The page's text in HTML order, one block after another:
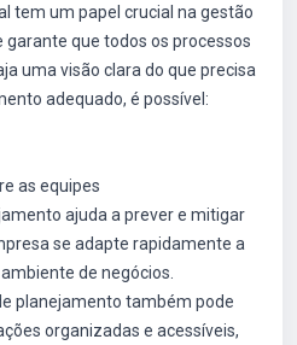
tem um papel crucial na gestão
garante que todos os processos
uma visão clara do que precisa
adequado, é possível:
as equipes
ajuda a prever e mitigar
se adapte rapidamente a
de negócios.
planejamento também pode
organizadas e acessíveis,